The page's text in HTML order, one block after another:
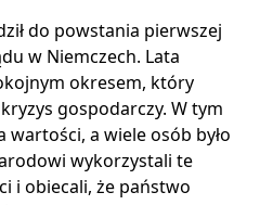
do powstania pierwszej
w Niemczech. Lata
okresem, który
gospodarczy. W tym
wartości, a wiele osób było
wykorzystali te
i obiecali, że państwo